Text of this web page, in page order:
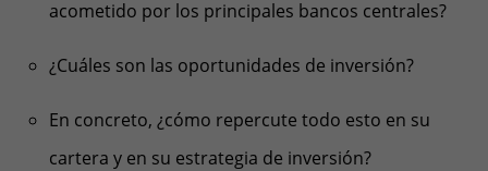
acometido por los principales bancos centrales?
¿Cuáles son las oportunidades de inversión?
En concreto, ¿cómo repercute todo esto en su
cartera y en su estrategia de inversión?